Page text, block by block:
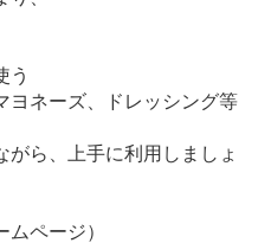
う
ネーズ、ドレッシング等
ら、上手に利用しましょ
ムページ）